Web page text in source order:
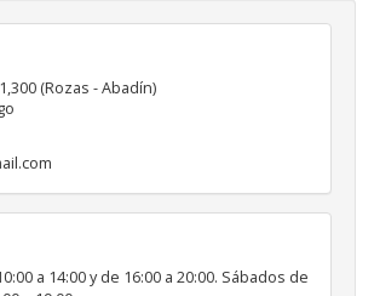
(Rozas - Abadín)
a 14:00 y de 16:00 a 20:00. Sábados de